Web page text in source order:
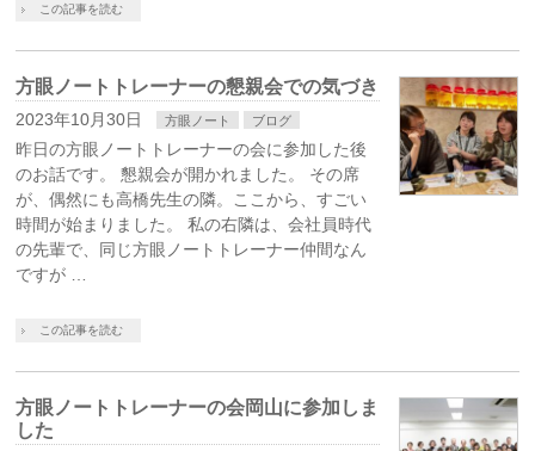
この記事を読む
方眼ノートトレーナーの懇親会での気づき
2023年10月30日 方眼ノート ブログ
昨日の方眼ノートトレーナーの会に参加した後
のお話です。 懇親会が開かれました。 その席
が、偶然にも高橋先生の隣。ここから、すごい
時間が始まりました。 私の右隣は、会社員時代
の先輩で、同じ方眼ノートトレーナー仲間なん
ですが …
この記事を読む
方眼ノートトレーナーの会岡山に参加しま
した